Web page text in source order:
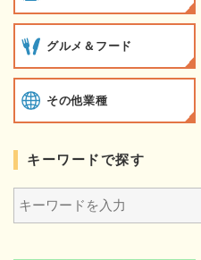
グルメ＆フード
その他業種
キーワードで探す